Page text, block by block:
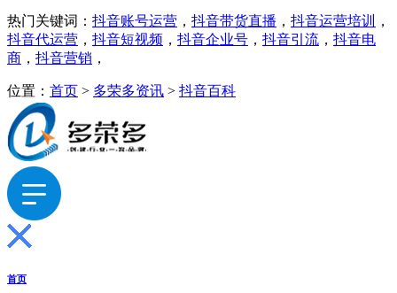
热门关键词： 抖音账号运营 ， 抖音带货直播 ， 抖音运营培训
，
抖音代运营 ， 抖音短视频 ， 抖音企业号 ， 抖音引流 ， 抖音电
商 ， 抖音营销 ，
位置： 首页 > 多荣多资讯 > 抖音百科
首页